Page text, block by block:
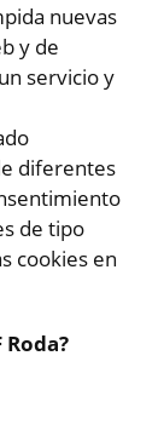
nuevas
y de
servicio y
diferentes
de tipo
cookies en